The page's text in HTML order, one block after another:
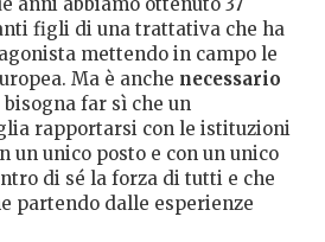
figli di una trattativa che ha
mettendo in campo le
Ma è anche necessario
bisogna far sì che un
rapportarsi con le istituzioni
un unico posto e con un unico
di sé la forza di tutti e che
partendo dalle esperienze